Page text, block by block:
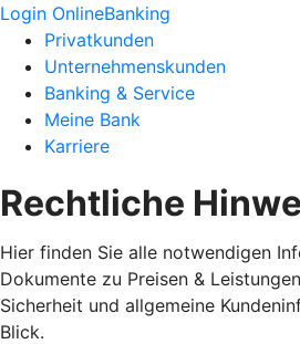
Login OnlineBanking
Privatkunden
Unternehmenskunden
Banking & Service
Meine Bank
Karriere
Rechtliche
Hier finden Sie alle notwendigen
Dokumente zu Preisen &
Sicherheit und allgemeine
Blick.